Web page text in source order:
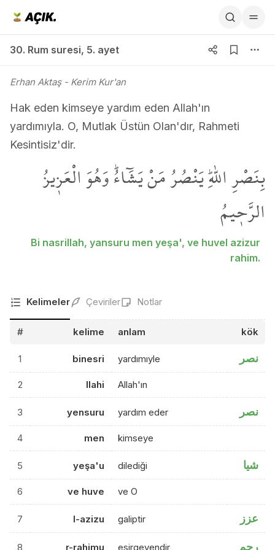
30. Rum suresi, 5. ayet
Erhan Aktaş- Kerim Kur'an
Hak eden kimseye yardım eden Allah'ın
yardımıyla. O, Mutlak Üstün Olan'dır, Rahmeti
Kesintisiz'dir.
بِنَصْرِ اللّٰهِۜ يَنْصُرُ مَنْ يَشَٓاءُۜ وَهُوَ الْعَز۪يزُ
الرَّح۪يمُ
Bi nasrillah, yansuru men yeşa', ve huvel azizur
rahim.
Kelimeler Çeviriler Notlar
# kelime anlam kök
1 binesri yardımıyle نصر
2 llahi Allah'ın
3 yensuru yardım eder نصر
4 men kimseye
5 yeşa'u dilediği شيا
6 ve huve ve O
7 l-azizu galiptir عزز
8 r-rahimu esirgeyendir رحم